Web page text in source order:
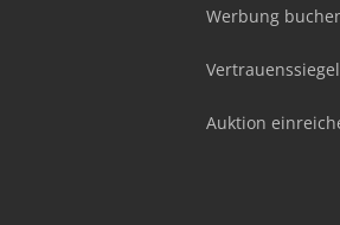
Werbung
Vertrauenssiegel
Auktion